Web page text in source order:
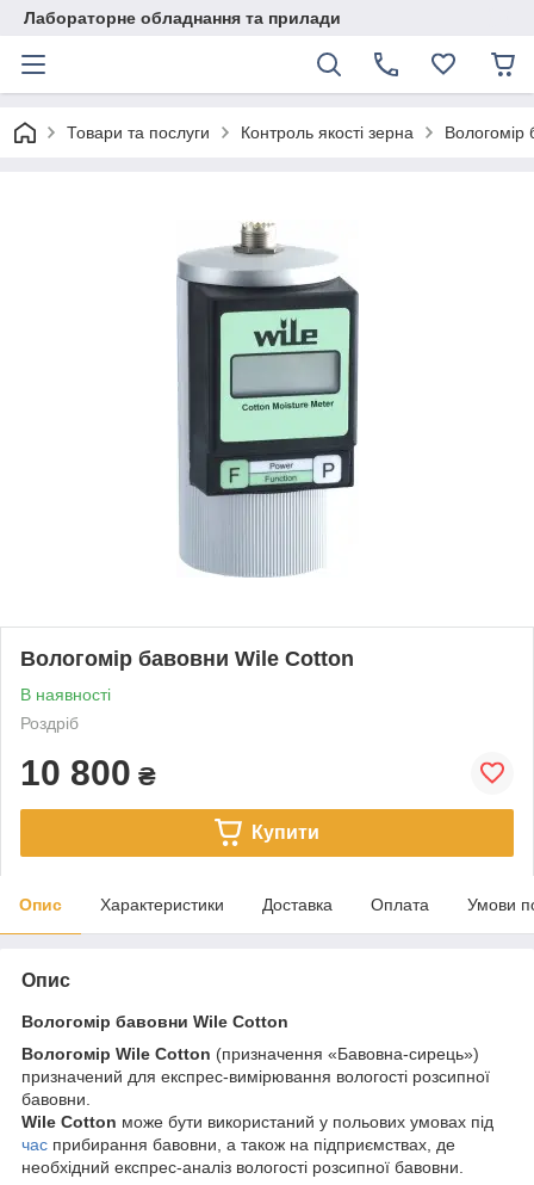
Лабораторне обладнання та прилади
Товари та послуги Контроль якості зерна Вологомір
Вологомір бавовни Wile Cotton
В наявності
Роздріб
10 800 ₴
Купити
Опис Характеристики Доставка Оплата Умови
Опис
Вологомір бавовни Wile Cotton
Вологомір Wile Cotton (призначення «Бавовна-сирець»)
призначений для експрес-вимірювання вологості розсипної
бавовни.
Wile Cotton може бути використаний у польових умовах під
час прибирання бавовни, а також на підприємствах, де
необхідний експрес-аналіз вологості розсипної бавовни.